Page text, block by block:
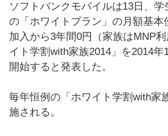
ソフトバンクモバイルは13日、
の「ホワイトプラン」の月額基本
加入から3年間0円（家族はMNP
イト学割with家族2014」を2014
開始すると発表した。
毎年恒例の「ホワイト学割with家
施される。